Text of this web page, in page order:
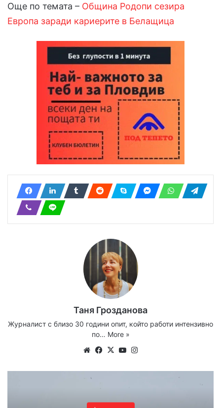
Още по темата – Община Родопи сезира
Европа заради кариерите в Белащица
Таня Грозданова
Журналист с близо 30 години опит, който работи интензивно
по… More »
We
te
Fa
bo
X
Yo
ub ra